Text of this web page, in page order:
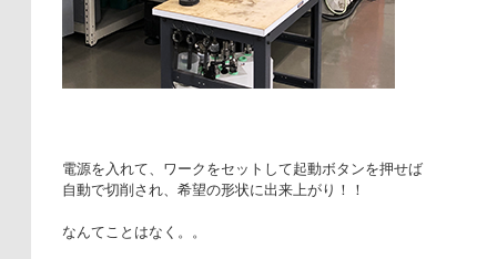
電源を入れて、ワークをセットして起動ボタンを押せば
自動で切削され、希望の形状に出来上がり！！
なんてことはなく。。